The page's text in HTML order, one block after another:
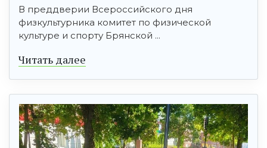
В преддверии Всероссийского дня
физкультурника комитет по физической
культуре и спорту Брянской ...
Читать далее